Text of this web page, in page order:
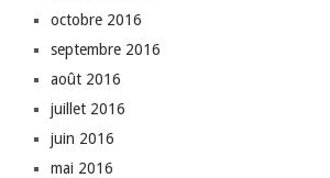
octobre 2016
septembre 2016
août 2016
juillet 2016
juin 2016
mai 2016